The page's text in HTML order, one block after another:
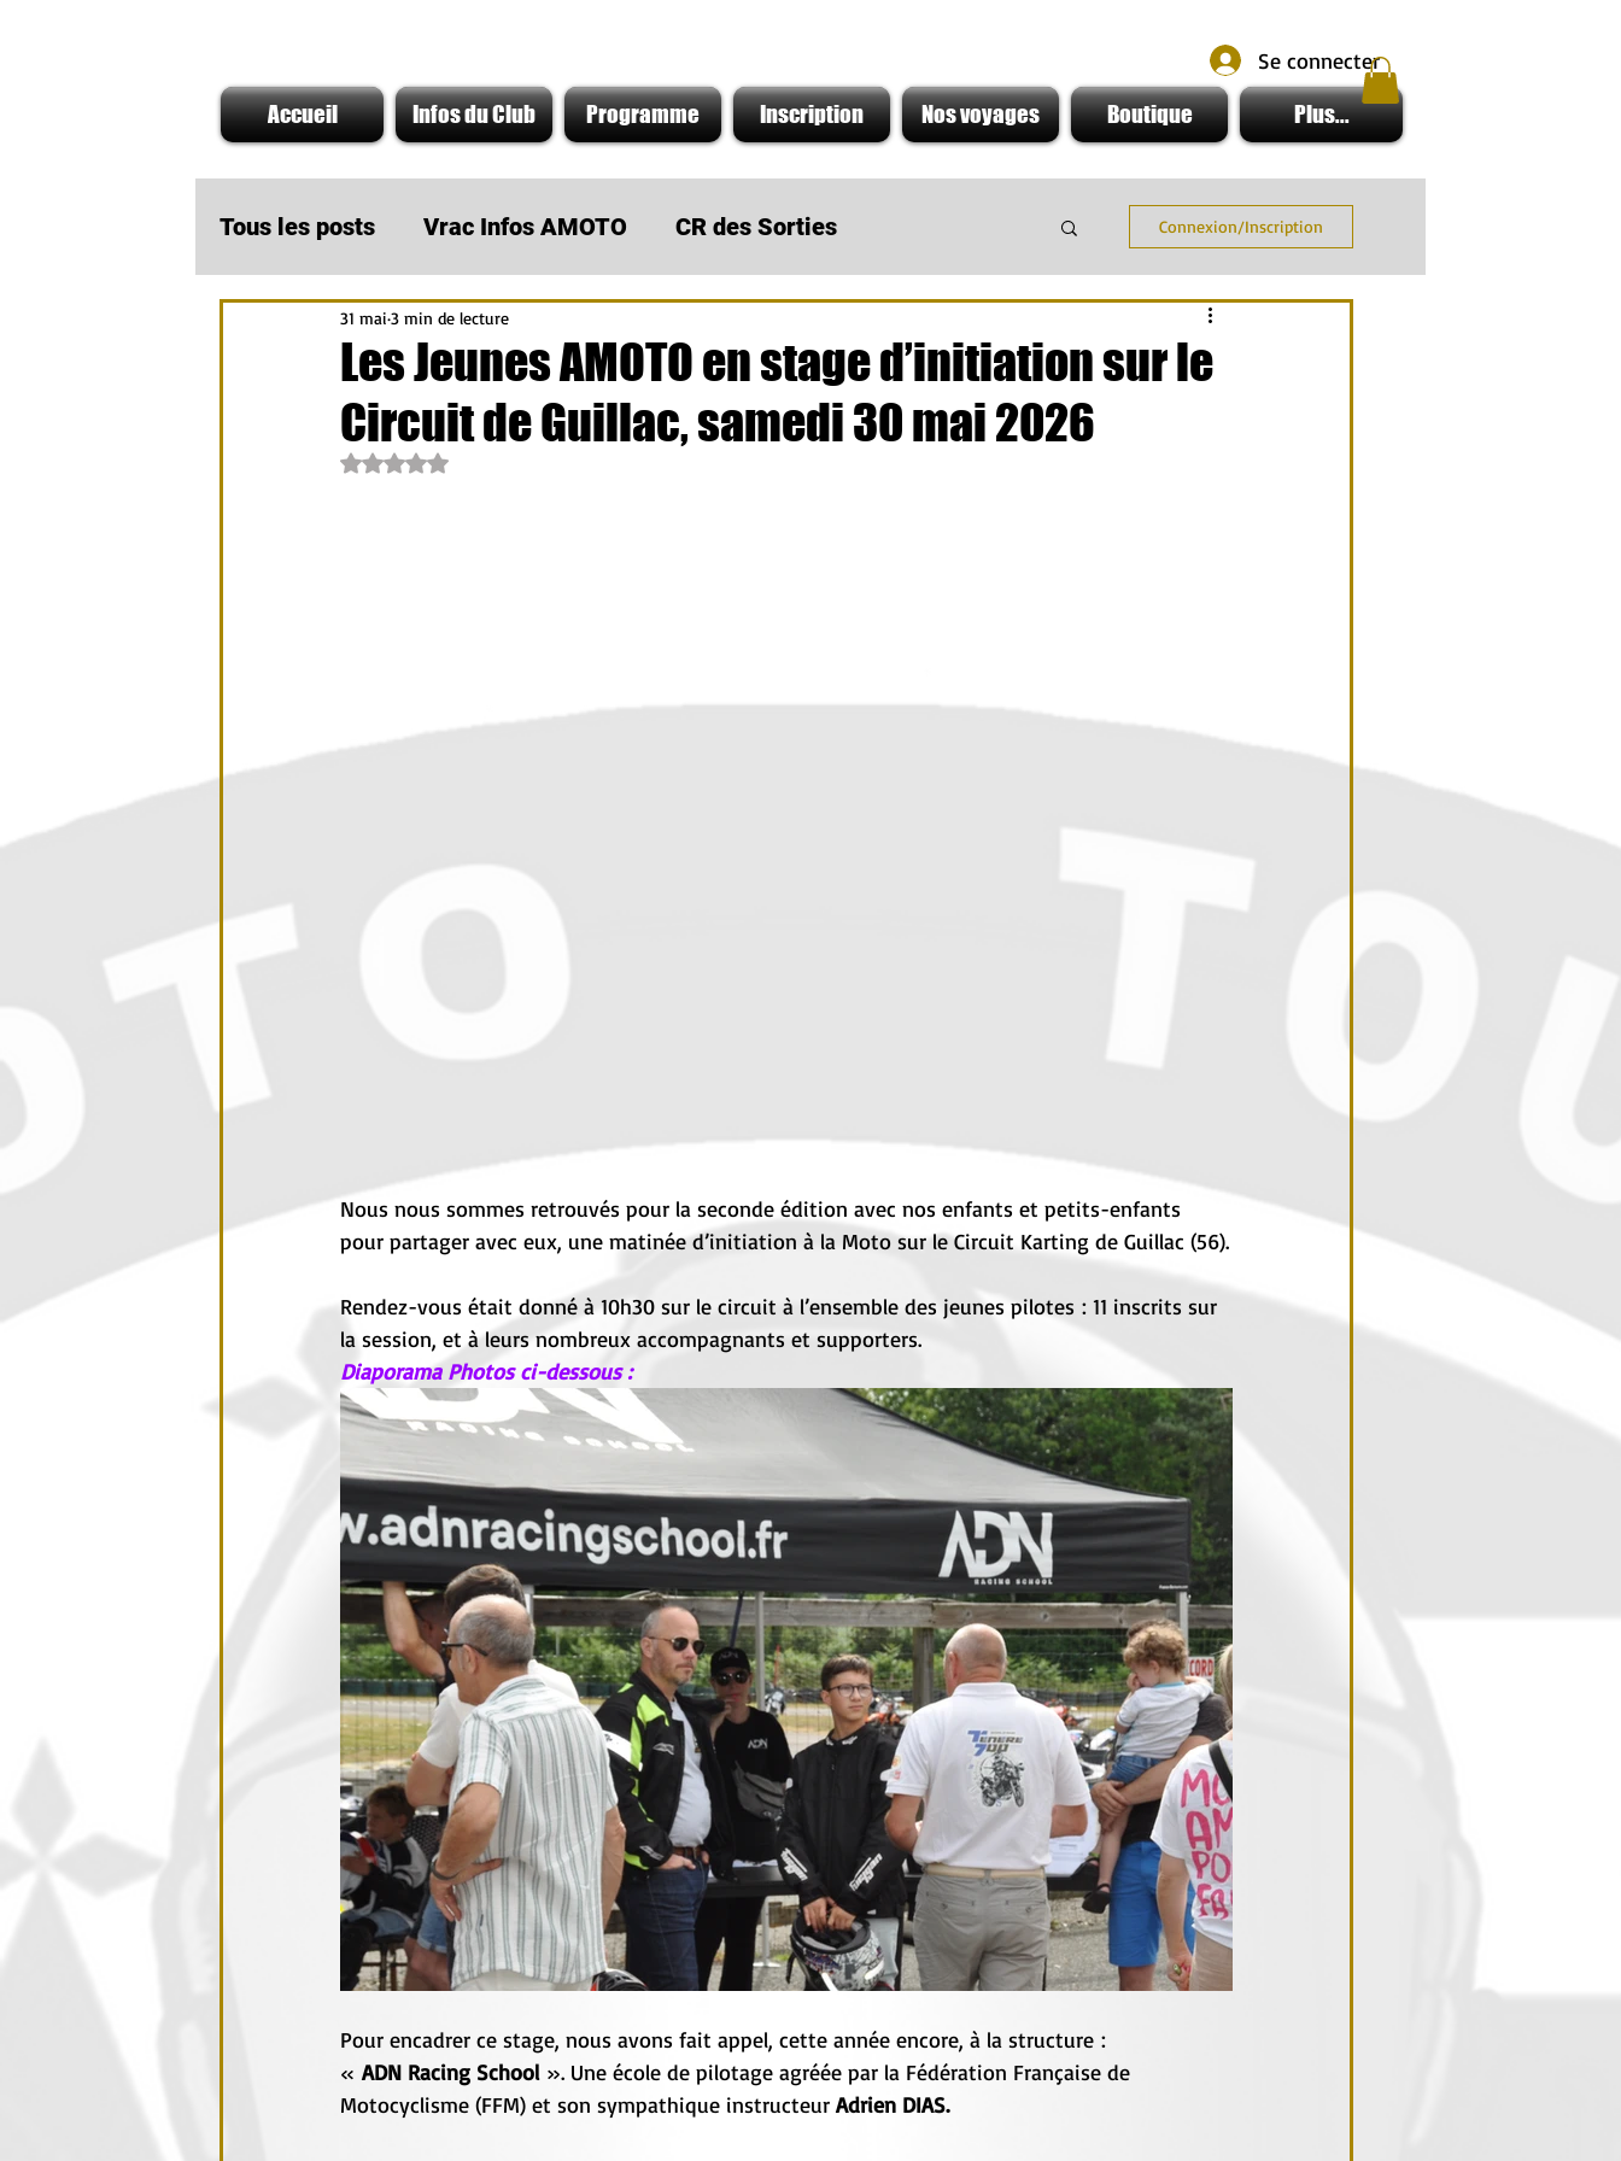
Se connecter
Accueil Infos du Club Programme Inscription Nos voyages Boutique Plus...
Tous les posts Vrac Infos AMOTO CR des Sorties
A ne pas rater Infos du Moment
Actu Partenaire AMOTO
Connexion/Inscription
Les Jeunes AMOTO en stage d’initiation sur le
Circuit de Guillac, samedi 30 mai 2026
31 mai 3 min de lecture
Noté NaN étoiles sur 5.
Nous nous sommes retrouvés pour la seconde édition avec nos enfants et petits-enfants
pour partager avec eux, une matinée d’initiation à la Moto sur le Circuit Karting de Guillac (56).
Rendez-vous était donné à 10h30 sur le circuit à l’ensemble des jeunes pilotes : 11 inscrits sur
la session, et à leurs nombreux accompagnants et supporters.
Diaporama Photos ci-dessous :
Pour encadrer ce stage, nous avons fait appel, cette année encore, à la structure :
« ADN Racing School ». Une école de pilotage agréée par la Fédération Française de
Motocyclisme (FFM) et son sympathique instructeur Adrien DIAS.